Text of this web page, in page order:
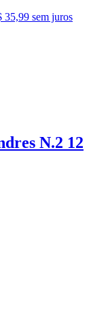
35,99 sem juros
N.2 12